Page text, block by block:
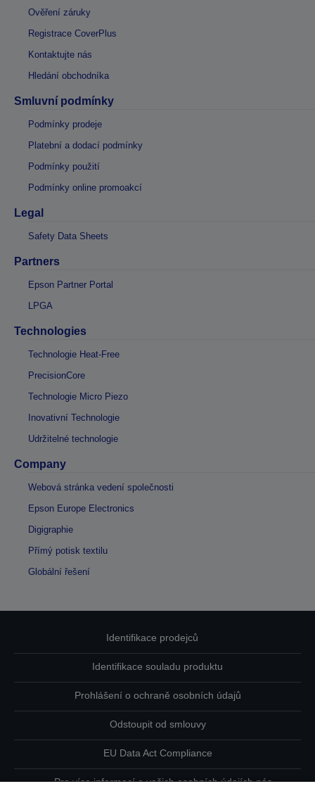
Ověření záruky
Registrace CoverPlus
Kontaktujte nás
Hledání obchodníka
Smluvní podmínky
Podmínky prodeje
Platební a dodací podmínky
Podmínky použití
Podmínky online promoakcí
Legal
Safety Data Sheets
Partners
Epson Partner Portal
LPGA
Technologies
Technologie Heat-Free
PrecisionCore
Technologie Micro Piezo
Inovativní Technologie
Udržitelné technologie
Company
Webová stránka vedení společnosti
Epson Europe Electronics
Digigraphie
Přímý potisk textilu
Globální řešení
Identifikace prodejců
Identifikace souladu produktu
Prohlášení o ochraně osobních údajů
Odstoupit od smlouvy
EU Data Act Compliance
Pro více informací o vašich osobních údajích nás